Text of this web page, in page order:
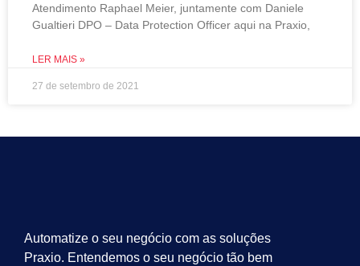
Atendimento Raphael Meier, juntamente com Daniele
Gualtieri DPO – Data Protection Officer aqui na Praxio,
LER MAIS »
27 de setembro de 2021
Automatize o seu negócio com as soluções
Praxio. Entendemos o seu negócio tão bem